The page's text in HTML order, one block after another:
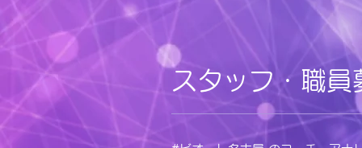
スタッフ・職員